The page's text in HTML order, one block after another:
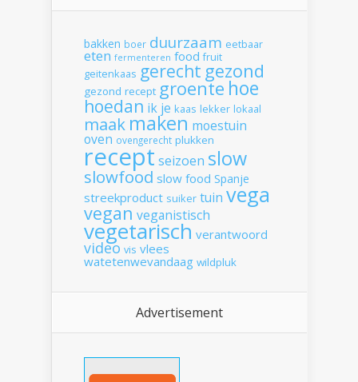
bakken boer duurzaam eetbaar
eten fermenteren food fruit
geitenkaas gerecht gezond
gezond recept groente hoe
hoedan ik je kaas lekker lokaal
maak maken moestuin
oven ovengerecht plukken
recept seizoen slow
slowfood slow food Spanje
streekproduct suiker tuin vega
vegan veganistisch
vegetarisch verantwoord
video vis vlees
watetenwevandaag wildpluk
Advertisement